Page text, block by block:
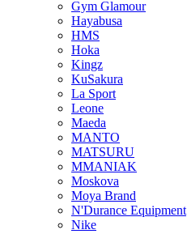
Gym Glamour
Hayabusa
HMS
Hoka
Kingz
KuSakura
La Sport
Leone
Maeda
MANTO
MATSURU
MMANIAK
Moskova
Moya Brand
N'Durance Equipment
Nike